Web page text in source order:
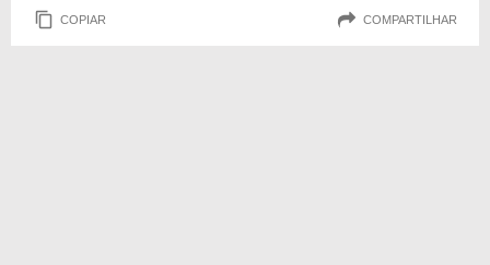
COPIAR COMPARTILHAR